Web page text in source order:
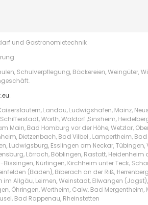
und Gastronomietechnik
Schulverpflegung, Bäckereien, Weingüter,
.
Landau, Ludwigshafen, Mainz,
Wörth, Waldorf ,Sinsheim,
Bad Homburg vor der Höhe, Wetzlar,
Dietzenbach, Bad Vilbel , Lampertheim,
Ludwigsburg, Esslingen am Neckar,
Lörrach, Böblingen, Rastatt, Heidenheim
Nürtingen, Kirchheim unter Teck,
(Baden), Biberach an der Riß,
Allgäu, Leimen, Weinstadt, Ellwangen
Öhringen, Wertheim, Calw, Bad
Bad Rappenau, Rheinstetten